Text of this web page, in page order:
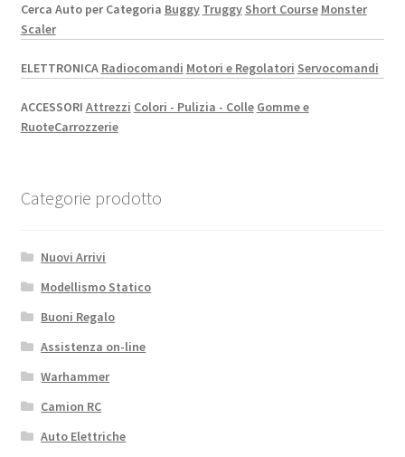
Cerca Auto per Categoria Buggy Truggy Short Course Monster
Scaler
ELETTRONICA Radiocomandi Motori e Regolatori Servocomandi
ACCESSORI Attrezzi Colori - Pulizia - Colle Gomme e
RuoteCarrozzerie
Categorie prodotto
Nuovi Arrivi
Modellismo Statico
Buoni Regalo
Assistenza on-line
Warhammer
Camion RC
Auto Elettriche